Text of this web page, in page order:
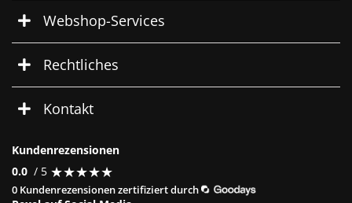
Webshop-Services
Rechtliches
Kontakt
Kundenrezensionen
0.0 / 5 ★★★★★
★★★★★
0 Kundenrezensionen zertifiziert durch